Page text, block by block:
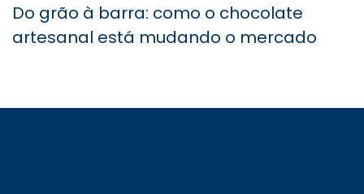
Do grão à barra: como o chocolate
artesanal está mudando o mercado